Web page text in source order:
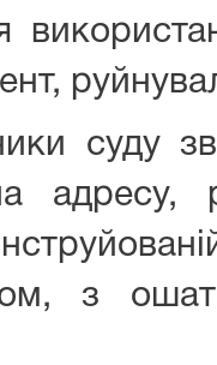
суду
адресу,
з